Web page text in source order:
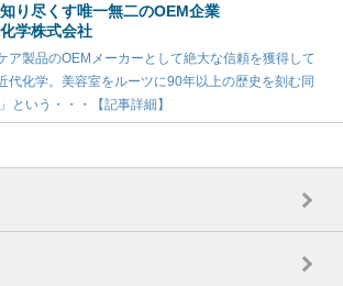
り尽くす唯一無二のOEM企業
学株式会社
ア製品のOEMメーカーとして絶大な信頼を獲得して
代化学。美容室をルーツに90年以上の歴史を刻む同
という・・・【記事詳細】